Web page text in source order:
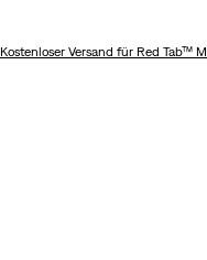
Kostenloser Versand für Red Tab™